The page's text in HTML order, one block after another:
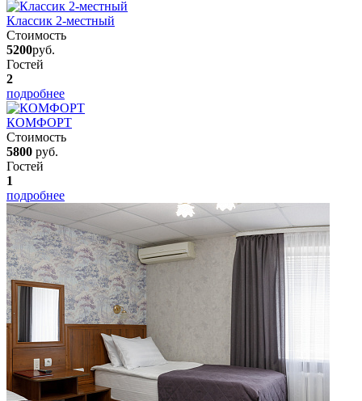
Классик 2-местный
Стоимость
5200руб.
Гостей
2
подробнее
КОМФОРТ
Стоимость
5800 руб.
Гостей
1
подробнее